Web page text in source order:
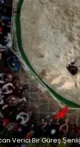
Verici Bir Güreş